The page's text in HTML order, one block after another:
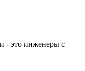
- это инженеры с